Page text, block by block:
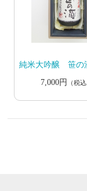
純米大吟醸 笹
7,000円
（税込